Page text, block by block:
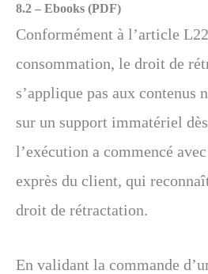
8.2 – Ebooks (PDF)
Conformément à l’article
consommation, le droit de
s’applique pas aux contenus
sur un support immatériel
l’exécution a commencé
exprès du client, qui
droit de rétractation.
En validant la commande